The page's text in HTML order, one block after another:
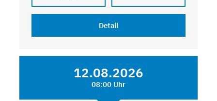
Detail
12.08.2026
08:00 Uhr